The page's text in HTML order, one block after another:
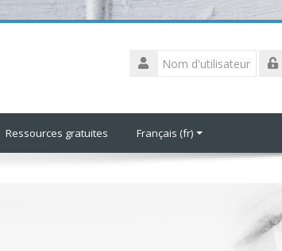
Nom
d'utilisateur
passe
Ressources gratuites Français ‎(fr)‎
cours